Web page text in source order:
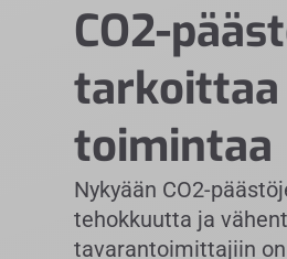
CO2-
toimintaa
Nykyään CO2-
tehokkuutta ja
tavarantoimittajiin